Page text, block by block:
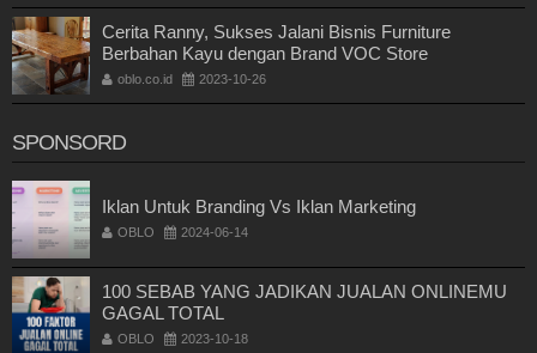
Cerita Ranny, Sukses Jalani Bisnis Furniture
Berbahan Kayu dengan Brand VOC Store
oblo.co.id 2023-10-26
SPONSORD
Iklan Untuk Branding Vs Iklan Marketing
OBLO 2024-06-14
100 SEBAB YANG JADIKAN JUALAN ONLINEMU
GAGAL TOTAL
OBLO 2023-10-18